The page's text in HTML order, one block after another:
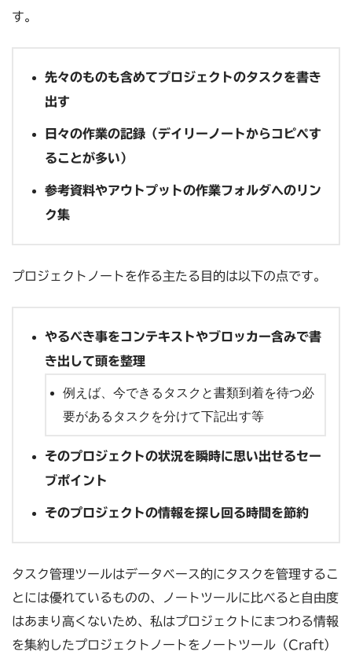
す。
先々のものも含めてプロジェクトのタスクを書き
出す
日々の作業の記録（デイリーノートからコピペす
ることが多い）
参考資料やアウトプットの作業フォルダへのリン
ク集
プロジェクトノートを作る主たる目的は以下の点です。
やるべき事をコンテキストやブロッカー含みで書
き出して頭を整理
例えば、今できるタスクと書類到着を待つ必
要があるタスクを分けて下記出す等
そのプロジェクトの状況を瞬時に思い出せるセー
ブポイント
そのプロジェクトの情報を探し回る時間を節約
タスク管理ツールはデータベース的にタスクを管理するこ
とには優れているものの、ノートツールに比べると自由度
はあまり高くないため、私はプロジェクトにまつわる情報
を集約したプロジェクトノートをノートツール（Craft）